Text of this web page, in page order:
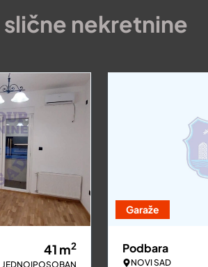
nekretnine
41 m2
JEDNOIPOSOBAN
Garaže
Podbara
NOVI SAD